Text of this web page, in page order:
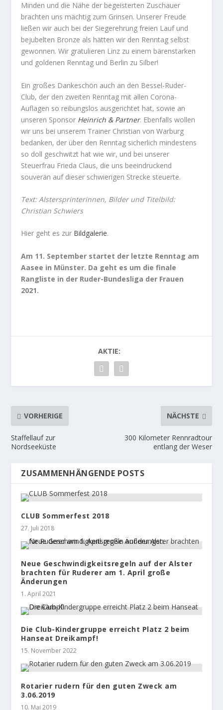
Minden und die Nähe der begeisterten Zuschauer
brachten uns mächtig zum Grinsen. Unserer Freude
ließen wir auch bei der Siegerehrung freien Lauf und
bejubelten Bronze als hätten wir den Renntag selbst
gewonnen. Wir gratulieren Linz zu einem bärenstarken
und goldenen Renntag und Berlin zu Silber!
Ein großes Dankeschön auch an den Bessel-Ruder-
Club, der den zweiten Renntag mit allen Corona-
Auflagen so reibungslos ausgerichtet hat, sowie an
unseren Sponsor Heinrich & Partner. Ebenfalls wollen
wir uns bei unserem Trainer Christian von Warburg
bedanken, der über den Renntag sicherlich mindestens
so doll geschwitzt hat wie wir, und bei unserer
Steuerfrau Frieda Claus, die uns beeindruckend
souverän auf dieser schwierigen Strecke steuerte.
Text: Alstersprinterinnen, Bilder und Titelbild:
Christian Schwiers
Hier geht es zur Bildgalerie.
Am 11. September startet der letzte Renntag am
Aasee in Münster. Da geht es um die finale
Rangliste in der Ruder-Bundesliga der Frauen
2021.
AKTIE:
VORHERIGE
Staffellauf zur
Nordseeküste
NÄCHSTE
300 Kilometer Rennradtour
entlang der Weser
ZUSAMMENHÄNGENDE POSTS
CLUB Sommerfest 2018
27. Juli 2018
Neue Geschwindigkeitsregeln auf der Alster
brachten für Ruderer am 1. April große
Änderungen
1. April 2021
Die Club-Kindergruppe erreicht Platz 2 beim
Hanseat Dreikampf!
15. November 2022
Rotarier rudern für den guten Zweck am
3.06.2019
10. Mai 2019